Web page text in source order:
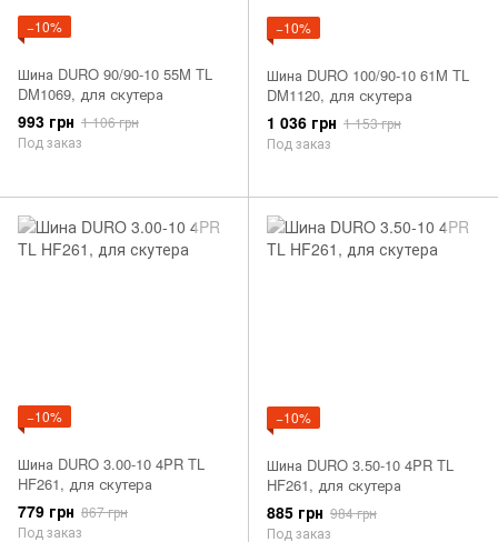
−10%
Шина DURO 90/90-10 55M TL
DM1069, для скутера
993 грн 1 106 грн
Под заказ
−10%
Шина DURO 100/90-10 61M TL
DM1120, для скутера
1 036 грн 1 153 грн
Под заказ
−10%
Шина DURO 3.00-10 4PR TL
HF261, для скутера
779 грн 867 грн
Под заказ
−10%
Шина DURO 3.50-10 4PR TL
HF261, для скутера
885 грн 984 грн
Под заказ